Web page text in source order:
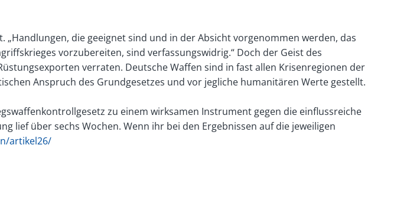
die geeignet sind und in der Absicht vorgenommen werden, das
vorzubereiten, sind verfassungswidrig.“ Doch der Geist des
verraten. Deutsche Waffen sind in fast allen Krisenregionen der
Anspruch des Grundgesetzes und vor jegliche humanitären Werte gestellt.
zu einem wirksamen Instrument gegen die einflussreiche
lief über sechs Wochen. Wenn ihr bei den Ergebnissen auf die jeweiligen
artikel26/